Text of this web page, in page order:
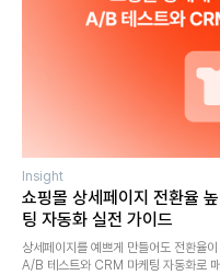
Insight
쇼핑몰 상세페이지 전환율
팅 자동화 실전 가이드
상세페이지를 예쁘게 만들어도 전환율
A/B 테스트와 CRM 마케팅 자동화로